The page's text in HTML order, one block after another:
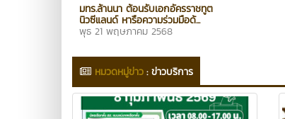
มทร.ล้านนา ต้อนรับเอกอัครราชทูต
นิวซีแลนด์ หารือความร่วมมือด้...
พุธ 21 พฤษภาคม 2568
หมวดหมู่ข่าว:ข่าวบริการ